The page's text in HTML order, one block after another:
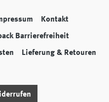
Kontakt
Barrierefreiheit
Lieferung & Retouren